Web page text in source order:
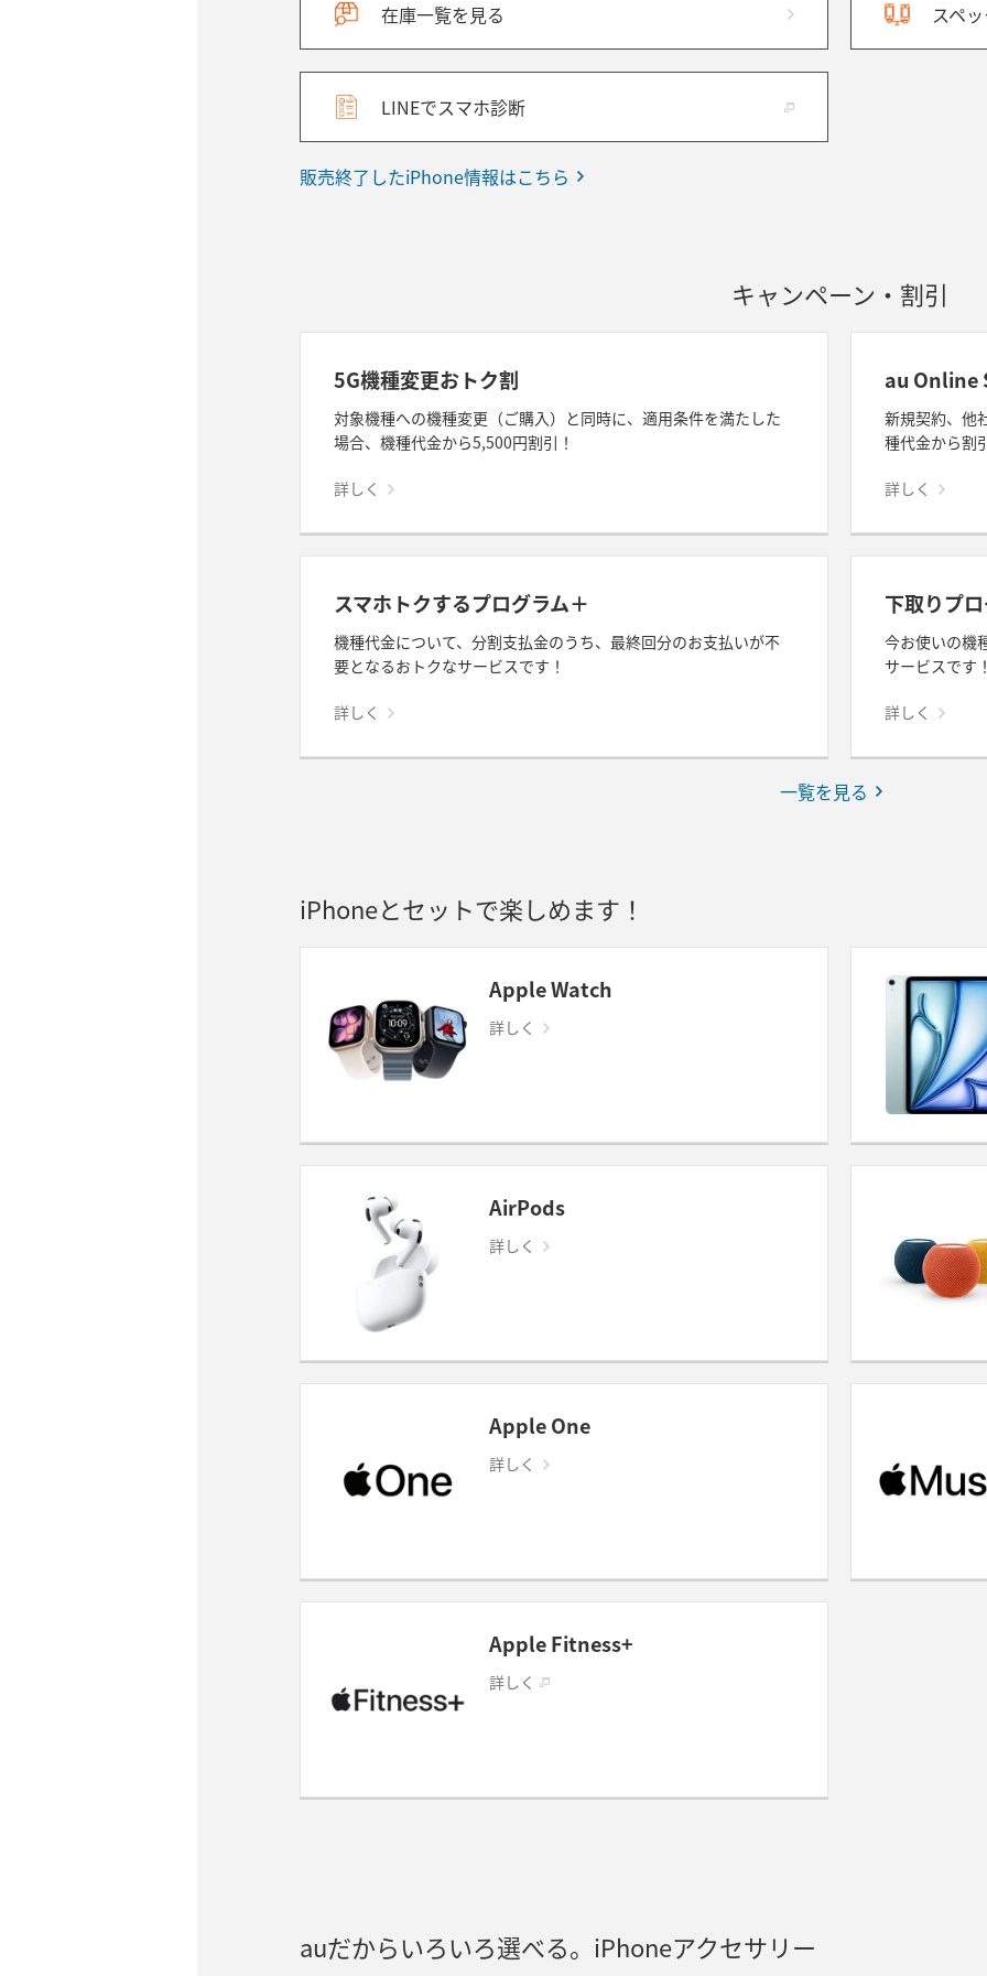
在庫一覧を見る スペ
LINEでスマホ診断
販売終了したiPhone情報はこちら
キャンペーン・割引
5G機種変更おトク割
対象機種への機種変更（ご購入）と同時に、適用条件を満たした
場合、機種代金から5,500円割引！
詳しく
au Online
新規契約、他
種代金から割
詳しく
スマホトクするプログラム＋
機種代金について、分割支払金のうち、最終回分のお支払いが不
要となるおトクなサービスです！
詳しく
下取りプ
今お使いの機
サービスです
詳しく
一覧を見る
iPhoneとセットで楽しめます！
Apple Watch
詳しく
AirPods
詳しく
Apple One
詳しく
Apple Fitness+
詳しく
auだからいろいろ選べる。iPhoneアクセサリー